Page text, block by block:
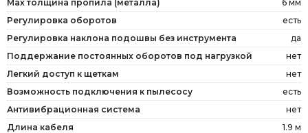
Мах толщина пропила (металла)
6 мм
Регулировка оборотов
есть
Регулировка наклона подошвы без инструмента
да
Поддержание постоянных оборотов под нагрузкой
нет
Легкий доступ к щеткам
нет
Возможность подключения к пылесосу
есть
Антивибрационная система
нет
Длина кабеля
1.9 м